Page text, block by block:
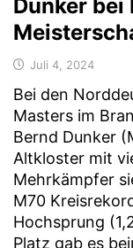
Dunker bei
Juli 4, 2024
Bei den
Masters im
Bernd Dunker
Altkloster mit
Mehrkämpfer
M70
Hochsprung
Platz gab es